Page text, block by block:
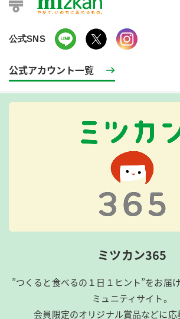
公式SNS
公式アカウント一覧
ミツカン365
”つくると食べるの１日１ヒント”をお届
ミュニティサイト。
会員限定のオリジナル賞品などに応